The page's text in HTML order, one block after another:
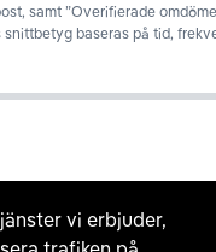
vi erbjuder,
samt ”Overifierade
snittbetyg baseras på tid,